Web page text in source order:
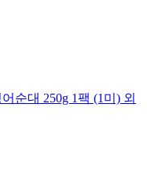
순대 250g 1팩 (1미) 외